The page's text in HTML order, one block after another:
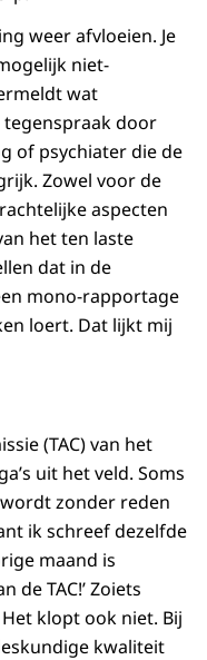
weer afvloeien. Je
niet-
wat
tegenspraak door
of psychiater die de
Zowel voor de
aspecten
het ten laste
dat in de
mono-rapportage
loert. Dat lijkt mij
(TAC) van het
uit het veld. Soms
zonder reden
ik schreef dezelfde
maand is
de TAC!’ Zoiets
klopt ook niet. Bij
kwaliteit